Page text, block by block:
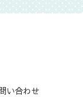
い合わせ